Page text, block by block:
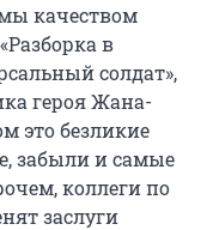
качеством
в
солдат»,
героя Жана-
это безликие
забыли и самые
коллеги по
заслуги